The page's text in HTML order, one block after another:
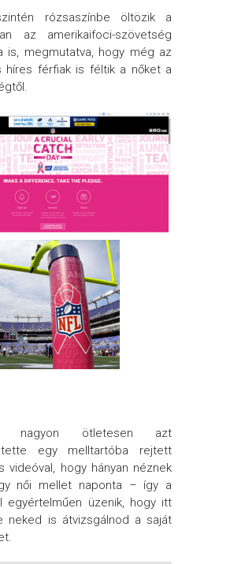
rózsaszínbe öltözik a
az amerikaifoci-szövetség
is, megmutatva, hogy még az
híres férfiak is féltik a nőket a
nagyon ötletesen azt
egy melltartóba rejtett
videóval, hogy hányan néznek
női mellet naponta – így a
egyértelműen üzenik, hogy itt
neked is átvizsgálnod a saját